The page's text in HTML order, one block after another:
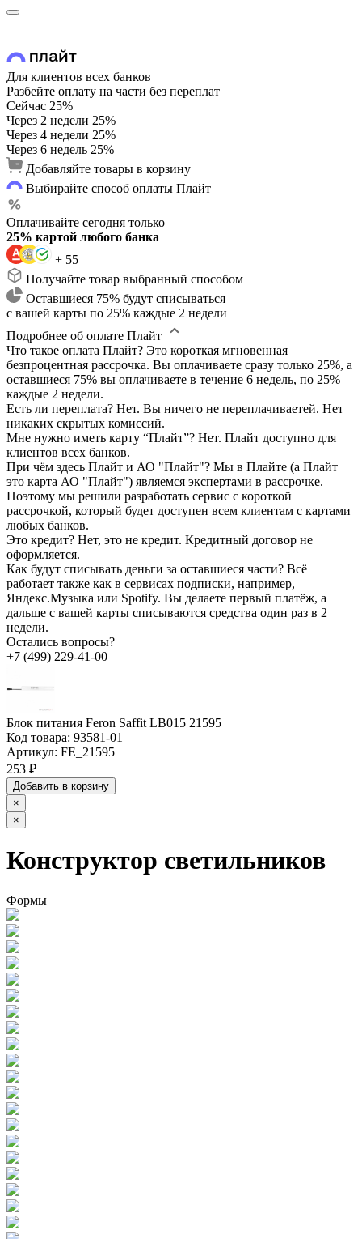
Для клиентов всех банков
Разбейте оплату на части без переплат
Сейчас 25%
Через 2 недели 25%
Через 4 недели 25%
Через 6 недель 25%
Добавляйте товары в корзину
Выбирайте способ оплаты Плайт
Оплачивайте сегодня только
25% картой любого банка
+ 55
Получайте товар выбранный способом
Оставшиеся 75% будут списываться
с вашей карты по 25% каждые 2 недели
Подробнее об оплате Плайт
Что такое оплата Плайт? Это короткая мгновенная
безпроцентная рассрочка. Вы оплачиваете сразу только 25%, а
оставшиеся 75% вы оплачиваете в течение 6 недель, по 25%
каждые 2 недели.
Есть ли переплата? Нет. Вы ничего не переплачиваетей. Нет
никаких скрытых комиссий.
Мне нужно иметь карту “Плайт”? Нет. Плайт доступно для
клиентов всех банков.
При чём здесь Плайт и АО "Плайт"? Мы в Плайте (а Плайт
это карта АО "Плайт") являемся экспертами в рассрочке.
Поэтому мы решили разработать сервис с короткой
рассрочкой, который будет доступен всем клиентам с картами
любых банков.
Это кредит? Нет, это не кредит. Кредитный договор не
оформляется.
Как будут списывать деньги за оставшиеся части? Всё
работает также как в сервисах подписки, например,
Яндекс.Музыка или Spotify. Вы делаете первый платёж, а
дальше с вашей карты списываются средства один раз в 2
недели.
Остались вопросы?
+7 (499) 229-41-00
Блок питания Feron Saffit LB015 21595
Код товара: 93581-01
Артикул: FE_21595
253 ₽
Добавить в корзину
×
×
Конструктор светильников
Формы